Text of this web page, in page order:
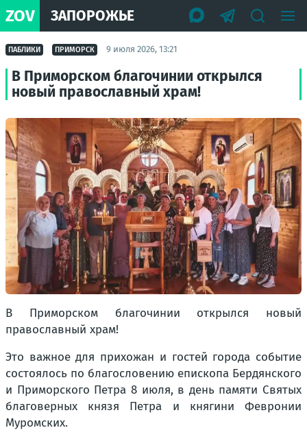
ZOV ЗАПОРОЖЬЕ
ПАБЛИКИ ПРИМОРСК 9 июля 2026, 13:21
В Приморском благочинии открылся
новый православный храм!
В Приморском благочинии открылся новый
православный храм!
Это важное для прихожан и гостей города событие
состоялось по благословению епископа Бердянского
и Приморского Петра 8 июля, в день памяти Святых
благоверных князя Петра и княгини Февронии
Муромских.